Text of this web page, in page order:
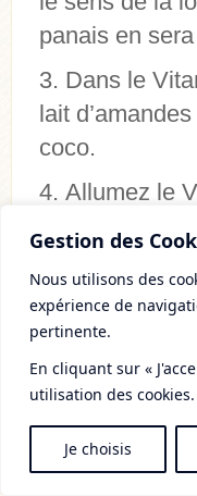
Gestion des
Nous utilisons des
expérience de
pertinente.
En cliquant sur «
utilisation des cookies.
Je choisis
panais en
Dans le
lait
coco.
Allumez le
Laissez à
ce que votre
température
mixage sera
sera chaude).